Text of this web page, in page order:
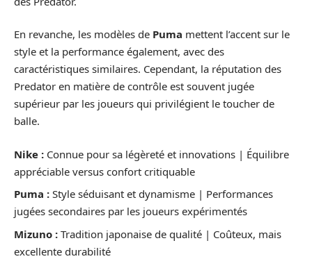
En revanche, les modèles de Puma mettent l’accent sur le
style et la performance également, avec des
caractéristiques similaires. Cependant, la réputation des
Predator en matière de contrôle est souvent jugée
supérieur par les joueurs qui privilégient le toucher de
balle.
Nike : Connue pour sa légèreté et innovations | Équilibre
appréciable versus confort critiquable
Puma : Style séduisant et dynamisme | Performances
jugées secondaires par les joueurs expérimentés
Mizuno : Tradition japonaise de qualité | Coûteux, mais
excellente durabilité